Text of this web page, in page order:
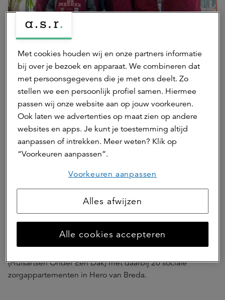
(v.l.n.r. Arjen van Drunen (Gemeente Breda), Jaap van Engelshoven (AM),
Eddie Förster (Gemeente Breda), Robbert van Dijk (ASR), Wilco van den Ban
(AM), Peter Poell (BAM Wonen)) ©Jasper Scheffers Fotografie
Wethouder Eddie Förster (stedelijke ontwikkeling): “Hero
van Breda laat zien hoe een plek met industrieel verleden
kan uitgroeien tot een prettige locatie om te wonen en
samen te leven. De manier waarop groen, ruimte en
ontmoeting hier samenkomen, geeft het gebied een
eigen karakter. Met de oplevering van woongebouw De
Naast de realisatie van de 102 appartementen voor het
ASR Dutch Core Residential Fund, is AM ook betrokken bij
grondgebonden koopwoningen, 48 koopappartementen
(Huisartsen Onder Een Dak) met daarbij 20 sociale
zorgappartementen in Hero van Breda.
Met cookies houden wij en onze partners informatie
bij over je bezoek en apparaat. We combineren dat
met persoonsgegevens die je met ons deelt. Zo
stellen we een persoonlijk profiel samen. Hiermee
passen wij onze website aan op jouw voorkeuren.
Ook laten we advertenties op maat zien op andere
websites en apps. Je kunt je toestemming altijd
aanpassen of intrekken. Meer weten? Klik op
“Voorkeuren aanpassen”.
Voorkeuren aanpassen
Alles afwijzen
Alle cookies accepteren